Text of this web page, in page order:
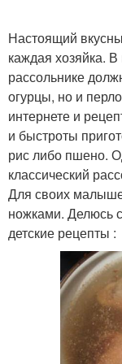
Настоящий
каждая хозяйка.
рассольнике
огурцы, но и
интернете и
и быстроты
рис либо пшено.
классический
Для своих
ножками. Делюсь
детские рецепты :